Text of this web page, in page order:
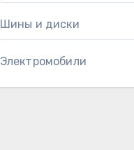
Шины и диски
Электромобили